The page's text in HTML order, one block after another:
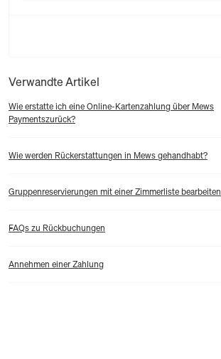
Verwandte Artikel
Wie erstatte ich eine Online-Kartenzahlung über Mews
Paymentszurück?
Wie werden Rückerstattungen in Mews gehandhabt?
Gruppenreservierungen mit einer Zimmerliste bearbeiten
FAQs zu Rückbuchungen
Annehmen einer Zahlung